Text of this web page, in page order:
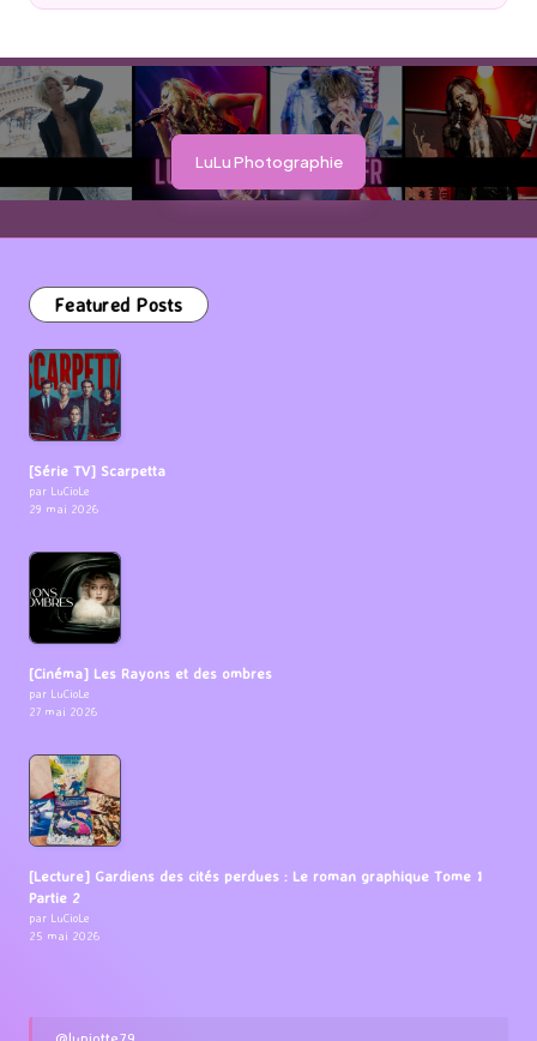
by
LuLu Photographie
Featured Posts
[Série TV] Scarpetta
par LuCioLe
29 mai 2026
[Cinéma] Les Rayons et des ombres
par LuCioLe
27 mai 2026
[Lecture] Gardiens des cités perdues : Le roman graphique Tome 1
Partie 2
par LuCioLe
25 mai 2026